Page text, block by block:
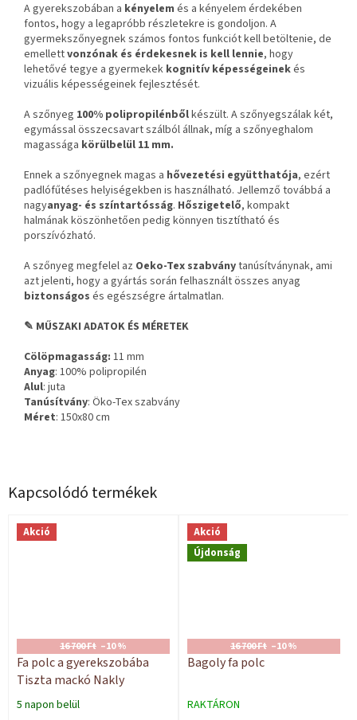
Kapcsolódó termékek
Akció
16 700 Ft –10 %
Fa polc a gyerekszobába
Tiszta mackó Nakly
5 napon belül
Akció
Újdonság
16 700 Ft –10 %
Bagoly fa polc
RAKTÁRON
A gyerekszobában a kényelem és a kényelem érdekében
fontos, hogy a legapróbb részletekre is gondoljon. A
gyermekszőnyegnek számos fontos funkciót kell betöltenie, de
emellettvonzónak és érdekesnek is kell lennie, hogy
lehetővé tegye a gyermekek kognitív képességeinekés
vizuális képességeinek fejlesztését.
A szőnyeg 100% polipropilénbőlkészült. A szőnyegszálak két,
egymással összecsavart szálból állnak, míg a szőnyeghalom
magassága körülbelül 11 mm.
Ennek a szőnyegnek magas a hővezetési együtthatója, ezért
padlófűtéses helyiségekben is használható. Jellemző továbbá a
nagyanyag- és színtartósság. Hőszigetelő, kompakt
halmának köszönhetően pedig könnyen tisztítható és
porszívózható.
A szőnyeg megfelel az Oeko-Tex szabványtanúsítványnak, ami
azt jelenti, hogy a gyártás során felhasznált összes anyag
biztonságos és egészségre ártalmatlan.
✎ MŰSZAKI ADATOK ÉS MÉRETEK
Cölöpmagasság: 11 mm
Anyag: 100% polipropilén
Alul: juta
Tanúsítvány: Öko-Tex szabvány
Méret: 150x80 cm